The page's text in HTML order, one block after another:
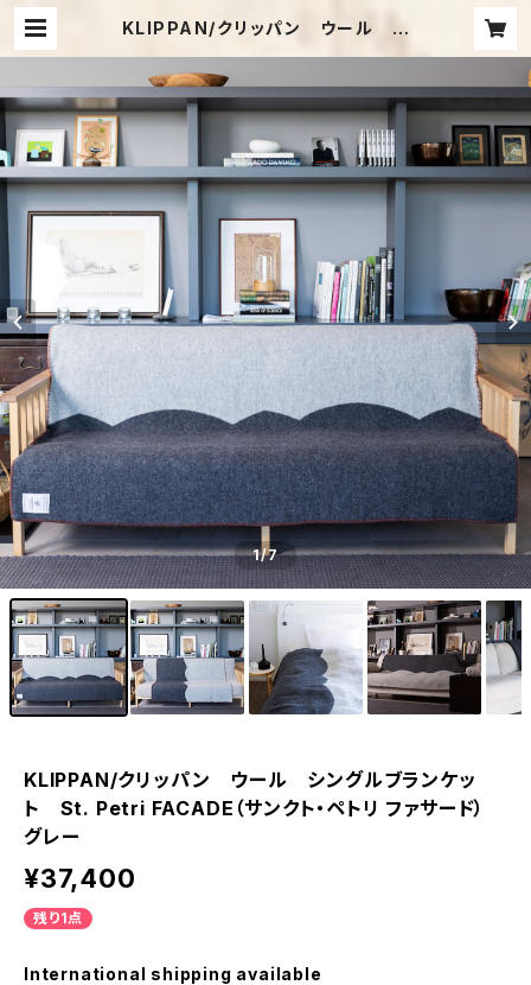
KLIPPAN/クリッパン ウール シ
レー | shioya
1/7
KLIPPAN/クリッパン ウール シングルブランケッ
ト St. Petri FACADE（サンクト・ペトリ ファサード）
グレー
¥37,400
残り1点
International shipping available